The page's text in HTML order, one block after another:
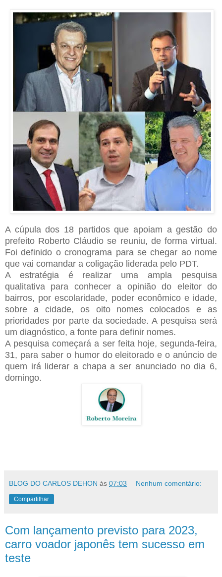
A cúpula dos 18 partidos que apoiam a gestão do
prefeito Roberto Cláudio se reuniu, de forma virtual.
Foi definido o cronograma para se chegar ao nome
que vai comandar a coligação liderada pelo PDT.
A estratégia é realizar uma ampla pesquisa
qualitativa para conhecer a opinião do eleitor do
bairros, por escolaridade, poder econômico e idade,
sobre a cidade, os oito nomes colocados e as
prioridades por parte da sociedade. A pesquisa será
um diagnóstico, a fonte para definir nomes.
A pesquisa começará a ser feita hoje, segunda-feira,
31, para saber o humor do eleitorado e o anúncio de
quem irá liderar a chapa a ser anunciado no dia 6,
domingo.
BLOG DO CARLOS DEHON às 07:03 Nenhum comentário:
Compartilhar
Com lançamento previsto para 2023,
carro voador japonês tem sucesso em
teste